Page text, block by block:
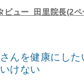
ビュー_田里院長(2ペ
んを健康にした
けない